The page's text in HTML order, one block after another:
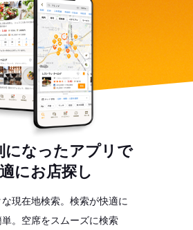
になったアプリで
にお店探し
現在地検索。検索が快適に
。空席をスムーズに検索